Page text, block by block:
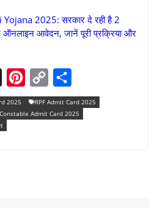
2025: सरकार दे रही है 2
आवेदन, जानें पूरी प्रक्रिया और
P
i
C
o
S
h
2025
RPF Admit Card 2025
Constable Admit Card 2025